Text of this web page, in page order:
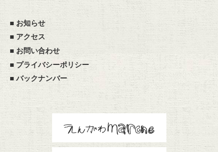
■ お知らせ
■ アクセス
■ お問い合わせ
■プライバシーポリシー
■バックナンバー